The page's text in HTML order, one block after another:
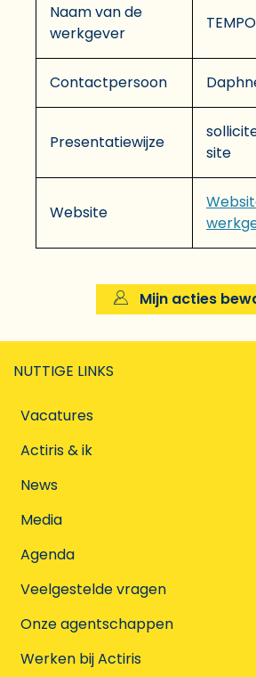
Naam van de
werkgever
Contactpersoon
Presentatiewijze
site
Website
Mijn acties
NUTTIGE LINKS
Vacatures
Actiris & ik
News
Media
Agenda
Veelgestelde vragen
Onze agentschappen
Werken bij Actiris